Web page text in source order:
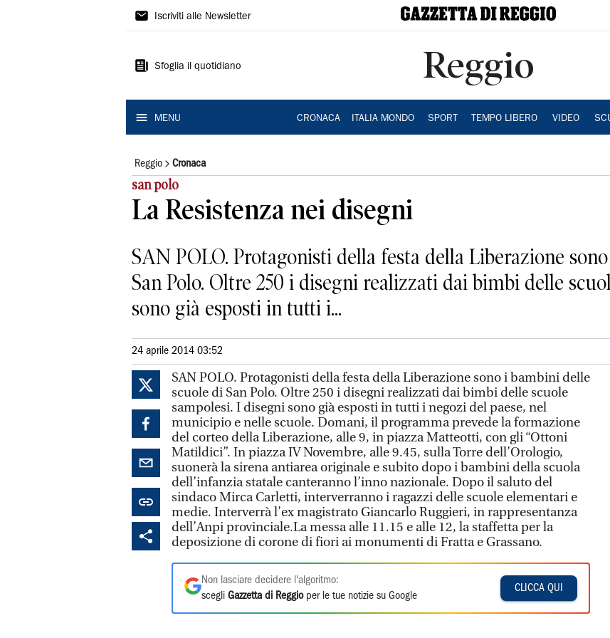
Gazzetta
Reggio
Iscriviti alle Newsletter
Sfoglia il quotidiano Reggio
MENU CRONACA ITALIA MONDO SPORT TEMPO LIBERO VIDEO
Reggio Cronaca
san polo
La Resistenza nei disegni
SAN POLO. Protagonisti della festa della Liberazione
San Polo. Oltre 250 i disegni realizzati dai bimbi delle
sono già esposti in tutti i...
24 aprile 2014 03:52
SAN POLO. Protagonisti della festa della Liberazione sono i bambini delle
scuole di San Polo. Oltre 250 i disegni realizzati dai bimbi delle scuole
sampolesi. I disegni sono già esposti in tutti i negozi del paese, nel
municipio e nelle scuole. Domani, il programma prevede la formazione
del corteo della Liberazione, alle 9, in piazza Matteotti, con gli “Ottoni
Matildici”. In piazza IV Novembre, alle 9.45, sulla Torre dell’Orologio,
suonerà la sirena antiarea originale e subito dopo i bambini della scuola
dell’infanzia statale canteranno l’inno nazionale. Dopo il saluto del
sindaco Mirca Carletti, interverranno i ragazzi delle scuole elementari e
medie. Interverrà l’ex magistrato Giancarlo Ruggieri, in rappresentanza
dell’Anpi provinciale.La messa alle 11.15 e alle 12, la staffetta per la
deposizione di corone di fiori ai monumenti di Fratta e Grassano.
Non lasciare decidere l'algoritmo:
scegli Gazzetta di Reggioper le tue notizie su Google
CLICCA QUI